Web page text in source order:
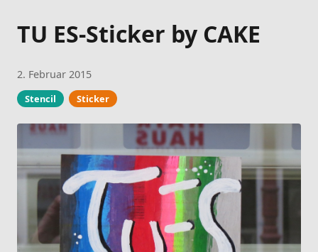
TU ES-Sticker by CAKE
2. Februar 2015
Stencil Sticker